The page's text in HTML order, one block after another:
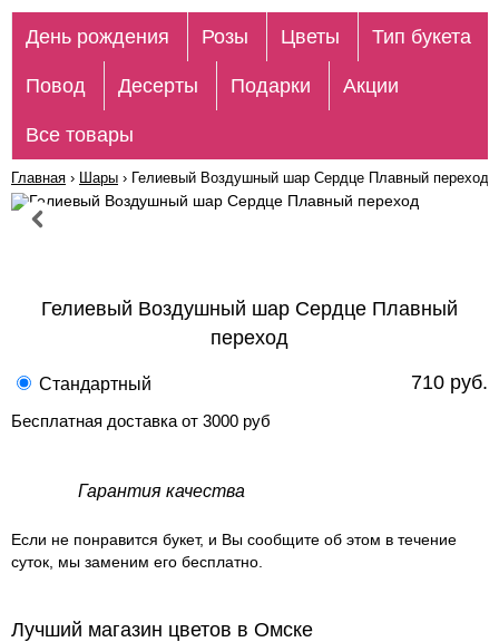
День рождения Розы Цветы Тип букета
Повод Десерты Подарки Акции
Все товары
Главная › Шары › Гелиевый Воздушный шар Сердце Плавный переход
Гелиевый Воздушный шар Сердце Плавный
переход
Стандартный 710 руб.
Бесплатная доставка от 3000 руб
Гарантия качества
Если не понравится букет, и Вы сообщите об этом в течение
суток, мы заменим его бесплатно.
Лучший магазин цветов в Омске